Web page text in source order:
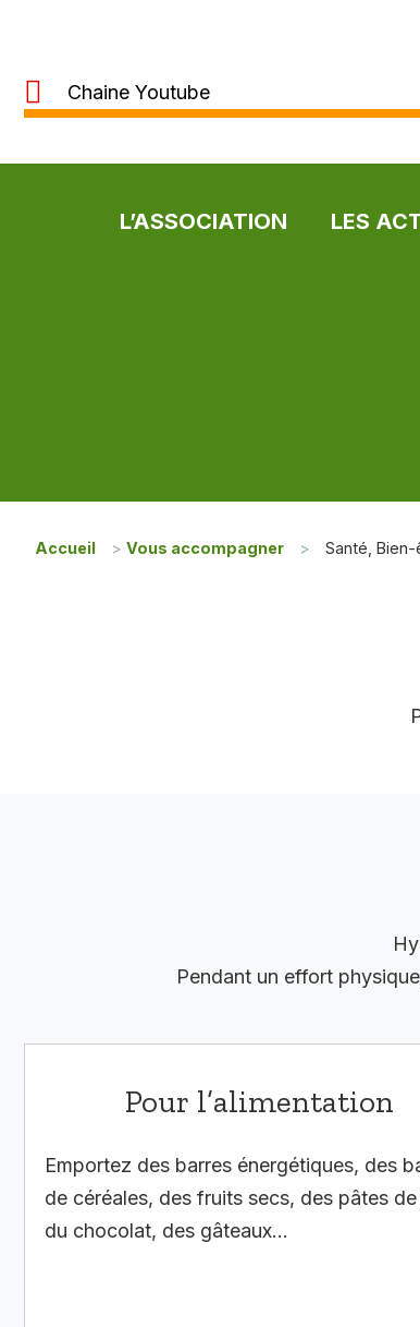
Chaine Youtube
L’ASSOCIATION LES
Accueil > Vous accompagner > Santé, Bien-
Pendant un effort
Pour l’alimentation
Emportez des barres énergétiques, des
de céréales, des fruits secs, des pâtes
du chocolat, des gâteaux…